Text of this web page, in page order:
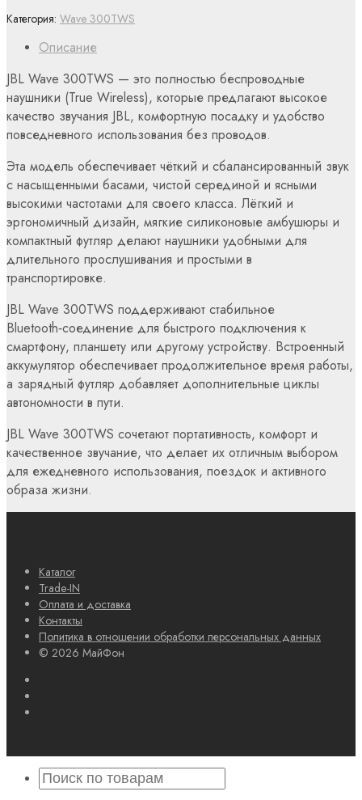
Описание
JBL Wave 300TWS — это полностью беспроводные
наушники (True Wireless), которые предлагают высокое
качество звучания JBL, комфортную посадку и удобство
повседневного использования без проводов.
Эта модель обеспечивает чёткий и сбалансированный звук
с насыщенными басами, чистой серединой и ясными
высокими частотами для своего класса. Лёгкий и
эргономичный дизайн, мягкие силиконовые амбушюры и
компактный футляр делают наушники удобными для
длительного прослушивания и простыми в
транспортировке.
JBL Wave 300TWS поддерживают стабильное
Bluetooth‑соединение для быстрого подключения к
смартфону, планшету или другому устройству. Встроенный
аккумулятор обеспечивает продолжительное время работы,
а зарядный футляр добавляет дополнительные циклы
автономности в пути.
JBL Wave 300TWS сочетают портативность, комфорт и
качественное звучание, что делает их отличным выбором
для ежедневного использования, поездок и активного
образа жизни.
Категория: Wave 300TWS
Каталог
Trade-IN
Оплата и доставка
Контакты
Политика в отношении обработки персональных данных
© 2026 МайФон